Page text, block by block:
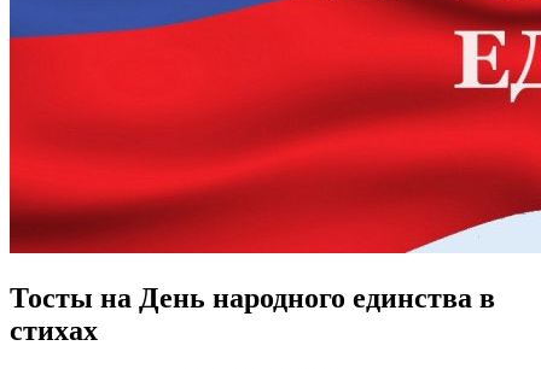
Тосты на День народного единства в
стихах